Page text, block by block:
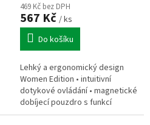
469 Kč bez DPH
567 Kč / ks
Do košíku
Lehký a ergonomický design
Women Edition • intuitivní
dotykové ovládání • magnetické
dobíjecí pouzdro s funkcí
automatického zapínání a